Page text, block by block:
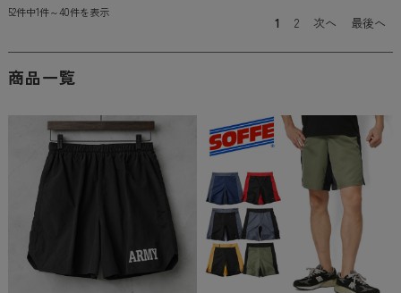
52件中1件～40件を表示
1 2 次へ 最後へ
商品一覧